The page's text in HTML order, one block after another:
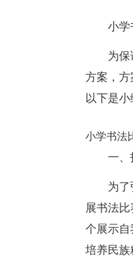
小学
为
方案，方
以下是
小学书法
一、
为
展书法
个展示自
培养民族